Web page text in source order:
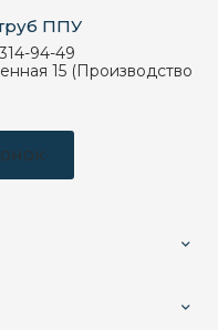
ППУ
94-49
15 (Производство